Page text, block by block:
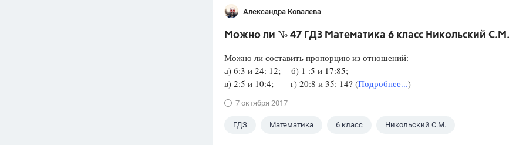
Александра Ковалева
Можно ли № 47 ГДЗ Математика 6 класс Никольский С.М.
Можно ли составить пропорцию из отношений:
а) 6:3 и 24: 12; б) 1 :5 и 17:85;
в) 2:5 и 10:4; г) 20:8 и 35: 14? (Подробнее...)
7 октября 2017
ГДЗ Математика 6 класс Никольский С.М.